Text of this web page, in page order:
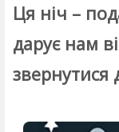
Ця ніч –
дарує нам
звернутися